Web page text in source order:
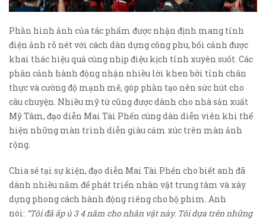
Phần hình ảnh của tác phẩm được nhận định mang tính
điện ảnh rõ nét với cách dàn dựng công phu, bối cảnh được
khai thác hiệu quả cùng nhịp điệu kịch tính xuyên suốt. Các
phân cảnh hành động nhận nhiều lời khen bởi tính chân
thực và cường độ mạnh mẽ, góp phần tạo nên sức hút cho
câu chuyện. Nhiều mỹ từ cũng được dành cho nhà sản xuất
Mỹ Tâm, đạo diễn Mai Tài Phến cùng dàn diễn viên khi thể
hiện những màn trình diễn giàu cảm xúc trên màn ảnh
rộng.
Chia sẻ tại sự kiện, đạo diễn Mai Tài Phến cho biết anh đã
dành nhiều năm để phát triển nhân vật trung tâm và xây
dựng phong cách hành động riêng cho bộ phim. Anh
nói: “Tôi đã ấp ủ 3 4 năm cho nhân vật này. Tôi dựa trên những